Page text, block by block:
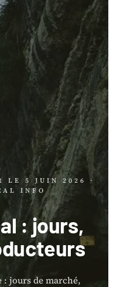
LE 5 JUIN 2026
·
INFO
: jours,
: jours de marché,